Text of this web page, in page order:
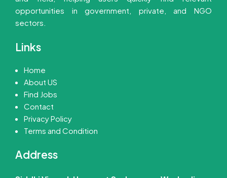
opportunities in government, private, and NGO
sectors.
Links
Home
About US
Find Jobs
Contact
Privacy Policy
Terms and Condition
Address